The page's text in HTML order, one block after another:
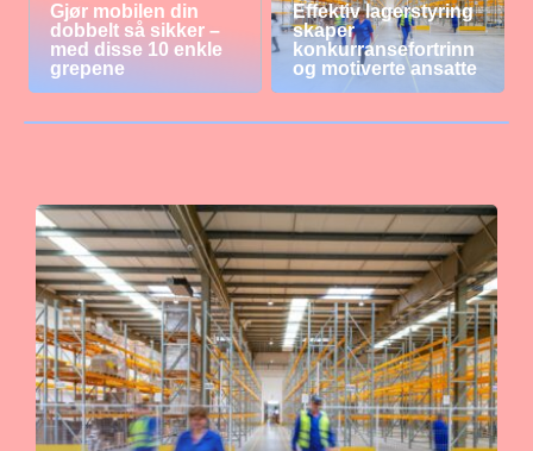
Gjør mobilen din
dobbelt så sikker –
med disse 10 enkle
grepene
Effektiv lagerstyring
skaper
konkurransefortrinn
og motiverte ansatte